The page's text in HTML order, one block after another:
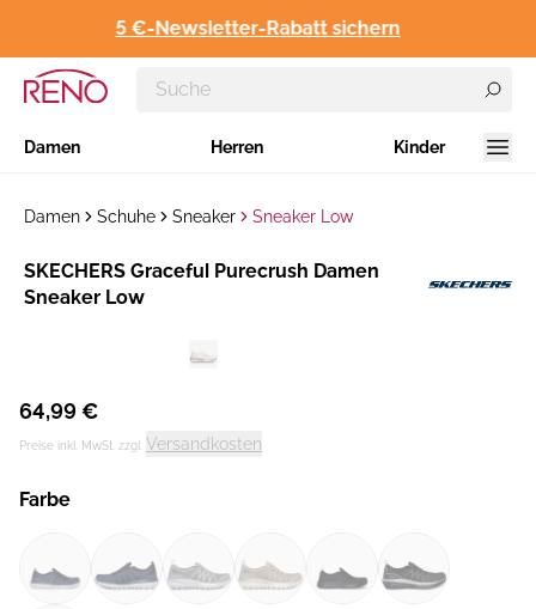
5 €-Newsletter-Rabatt sichern
Damen Herren Kinder
Damen Schuhe Sneaker Sneaker Low
Hersteller:
SKECHERS Graceful Purecrush Damen
Sneaker Low
64,99 €
Preise inkl. MwSt. zzgl. Versandkosten
Farbe